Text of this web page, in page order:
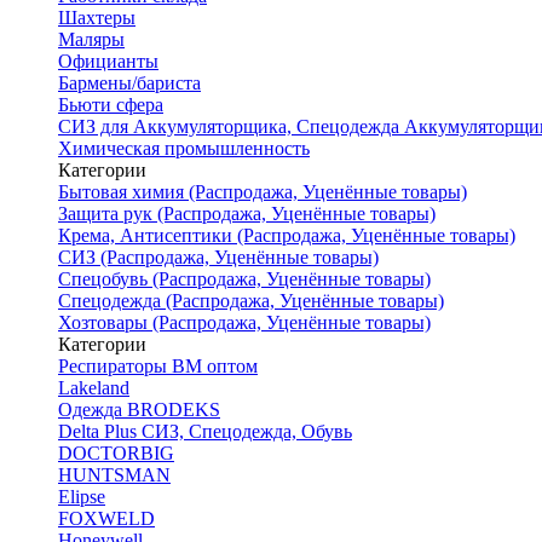
Шахтеры
Маляры
Официанты
Бармены/бариста
Бьюти сфера
СИЗ для Аккумуляторщика, Спецодежда
Химическая промышленность
Категории
Бытовая химия (Распродажа, Уценённые товары)
Защита рук (Распродажа, Уценённые товары)
Крема, Антисептики (Распродажа, Уценённые товары)
СИЗ (Распродажа, Уценённые товары)
Спецобувь (Распродажа, Уценённые товары)
Спецодежда (Распродажа, Уценённые товары)
Хозтовары (Распродажа, Уценённые товары)
Категории
Респираторы ВМ оптом
Lakeland
Одежда BRODEKS
Delta Plus СИЗ, Спецодежда, Обувь
DOCTORBIG
HUNTSMAN
Elipse
FOXWELD